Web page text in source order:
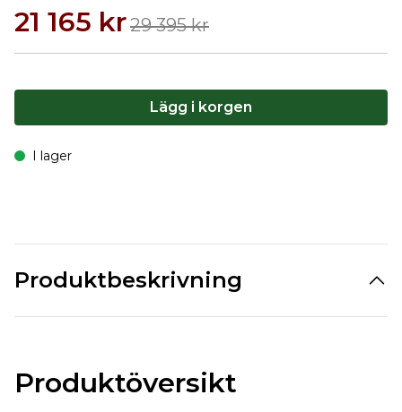
21 165 kr29 395 kr
Lägg i korgen
I lager
Produktbeskrivning
Produktöversikt